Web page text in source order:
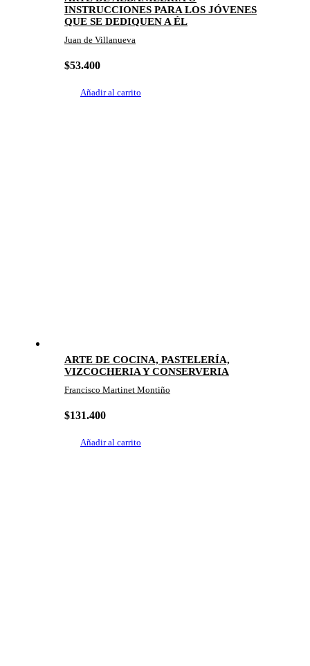
INSTRUCCIONES PARA LOS JÓVENES
QUE SE DEDIQUEN A ÉL
Juan de Villanueva
$53.400
Añadir al carrito
ARTE DE COCINA, PASTELERÍA,
VIZCOCHERIA Y CONSERVERIA
Francisco Martinet Montiño
$131.400
Añadir al carrito